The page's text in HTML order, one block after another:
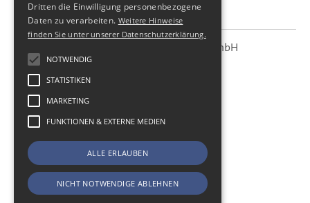
SBS
SBS Richter, Trenner & Kollegen GmbH
Steuerberatungsgesellschaft
Hohe Straße 55
01187Dresden
Telefax:+49 (0) 351 - 87 32 699
E-Mail:kanzlei@sbsdresden.de
ESt-Helfer
Start
Impressum
Dritten die Einwilligung personenbezogene
Daten zu verarbeiten. Weitere Hinweise
finden Sie unter unserer Datenschutzerklärung.
NOTWENDIG
STATISTIKEN
MARKETING
FUNKTIONEN & EXTERNE MEDIEN
ALLE ERLAUBEN
NICHT NOTWENDIGE ABLEHNEN